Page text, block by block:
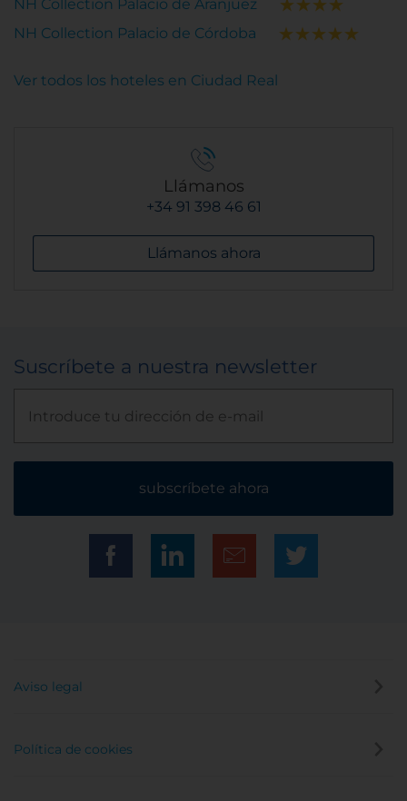
NH Collection Palacio de Aranjuez
NH Collection Palacio de Córdoba
Ver todos los hoteles en Ciudad Real
Llámanos
+34 91 398 46 61
Llámanos ahora
Suscríbete a nuestra newsletter
subscríbete ahora
Aviso legal
Política de cookies